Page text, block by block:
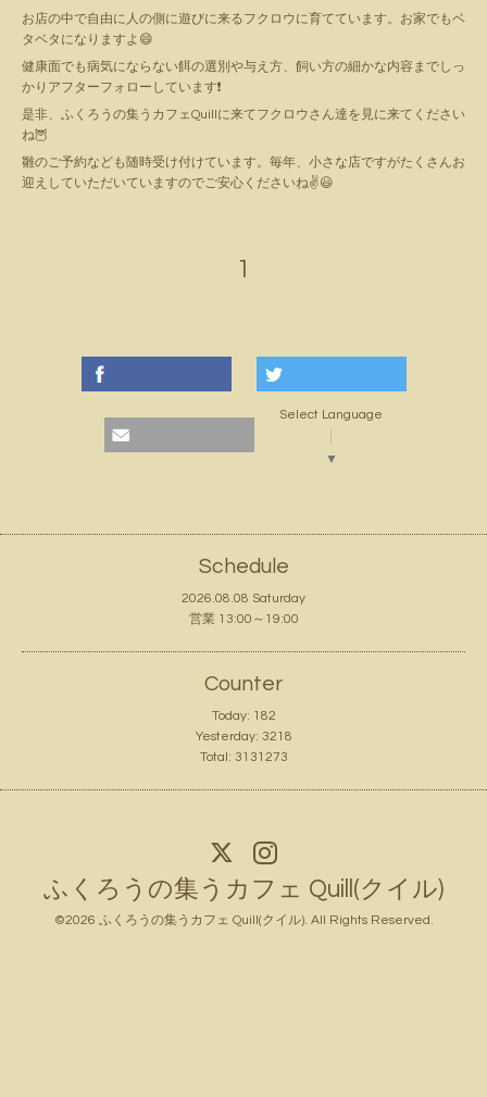
お店の中で自由に人の側に遊びに来るフクロウに育てています。お家でもベ
タベタになりますよ😄
健康面でも病気にならない餌の選別や与え方、飼い方の細かな内容までしっ
かりアフターフォローしています❗️
是非、ふくろうの集うカフェQuillに来てフクロウさん達を見に来てください
ね🦉
雛のご予約なども随時受け付けています。毎年、小さな店ですがたくさんお
迎えしていただいていますのでご安心くださいね✌️😃
1
Select Language
▼
Schedule
2026.08.08 Saturday
営業 13:00～19:00
Counter
Today: 182
Yesterday: 3218
Total: 3131273
ふくろうの集うカフェ Quill(クイル)
©2026 ふくろうの集うカフェ Quill(クイル). All Rights Reserved.